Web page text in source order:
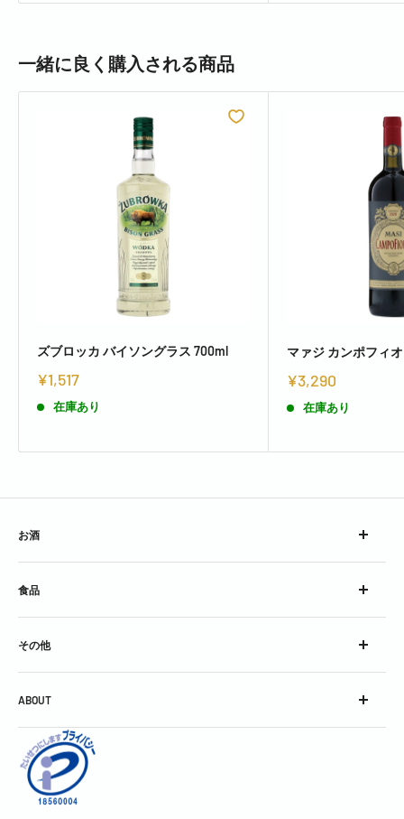
一緒に良く購入される商品
ズブロッカ バイソングラス 700ml
¥1,517
在庫あり
マァジ カンポフィ
¥3,290
在庫あり
お酒
ウイスキー
ブランデー
スピリッツ
コンク
シロップ
スパークリングワイン
スティル・ワイン
酒精強化＆フレーバードワイン
焼酎＆泡盛
中国銘酒
食品
チーズ
加工食品
その他
グラス
グッズ
ABOUT
会社概要
利用規約
お問い合わせ